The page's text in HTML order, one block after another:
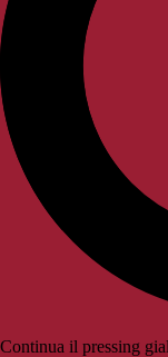
Continua il pressing